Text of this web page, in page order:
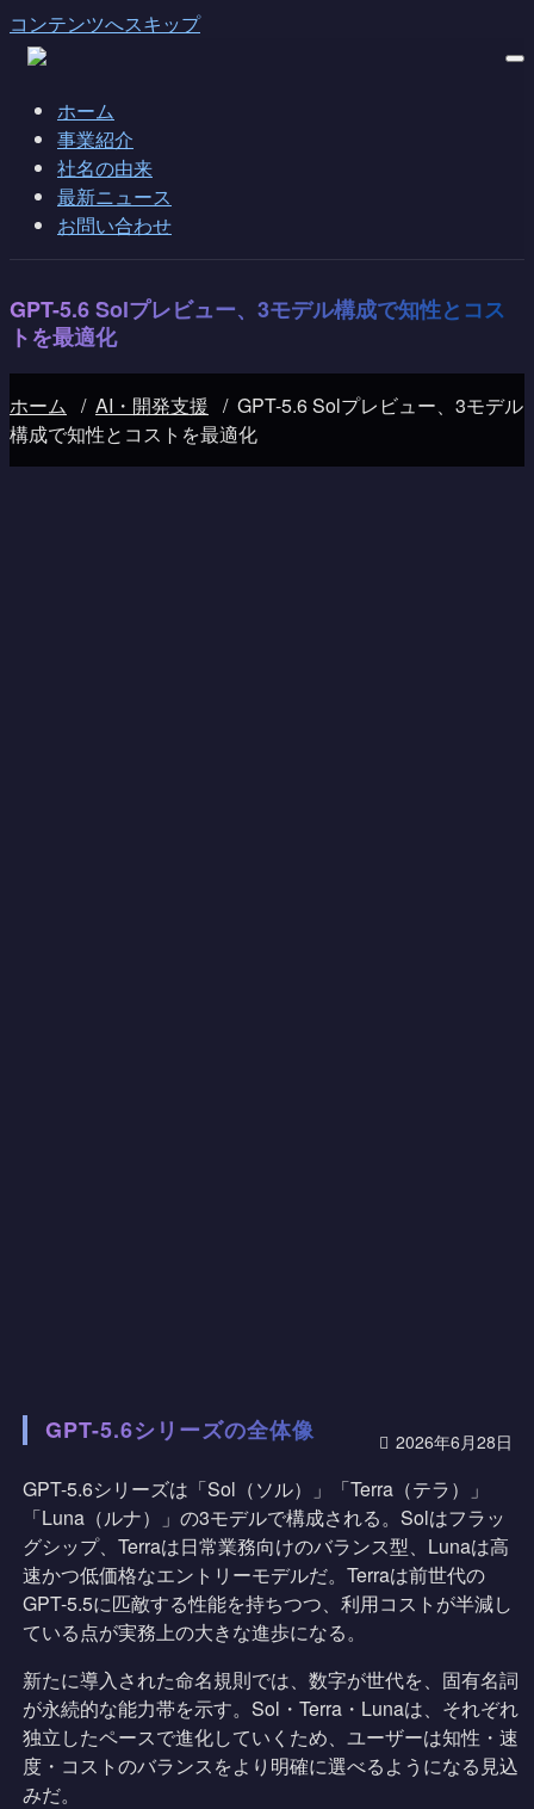
コンテンツへスキップ
ホーム
事業紹介
社名の由来
最新ニュース
お問い合わせ
GPT-5.6 Solプレビュー、3モデル構成で知性とコス
トを最適化
ホーム / AI・開発支援 / GPT-5.6 Solプレビュー、3モデル
構成で知性とコストを最適化
2026年6月28日
GPT-5.6シリーズの全体像
GPT-5.6シリーズは「Sol（ソル）」「Terra（テラ）」
「Luna（ルナ）」の3モデルで構成される。Solはフラッ
グシップ、Terraは日常業務向けのバランス型、Lunaは高
速かつ低価格なエントリーモデルだ。Terraは前世代の
GPT-5.5に匹敵する性能を持ちつつ、利用コストが半減し
ている点が実務上の大きな進歩になる。
新たに導入された命名規則では、数字が世代を、固有名詞
が永続的な能力帯を示す。Sol・Terra・Lunaは、それぞれ
独立したペースで進化していくため、ユーザーは知性・速
度・コストのバランスをより明確に選べるようになる見込
みだ。